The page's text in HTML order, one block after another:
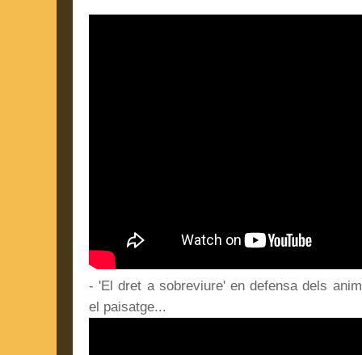
- 'El dret a sobreviure' en defensa dels
el paisatge...